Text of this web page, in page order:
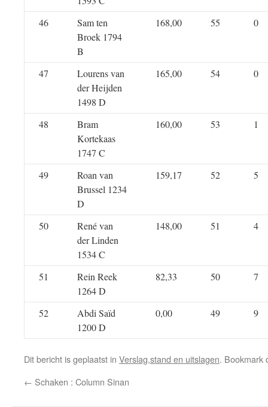
46
Sam ten
Broek 1794
B
168,00 55 0
47
Lourens van
der Heijden
1498 D
165,00 54 0
48
Bram
Kortekaas
1747 C
160,00 53 1
49
Roan van
Brussel 1234
D
159,17 52 5
50
René van
der Linden
1534 C
148,00 51 4
51
Rein Reek
1264 D
82,33 50 7
52
Abdi Saïd
1200 D
0,00 49 9
Dit bericht is geplaatst in Verslag,stand en uitslagen. Bookmark
← Schaken : Column Sinan